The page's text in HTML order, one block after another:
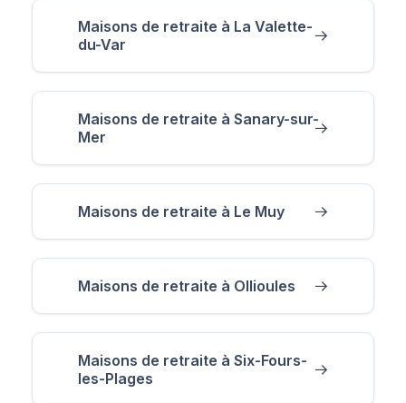
Maisons de retraite à La Valette-
du-Var
Maisons de retraite à Sanary-sur-
Mer
Maisons de retraite à Le Muy
Maisons de retraite à Ollioules
Maisons de retraite à Six-Fours-
les-Plages